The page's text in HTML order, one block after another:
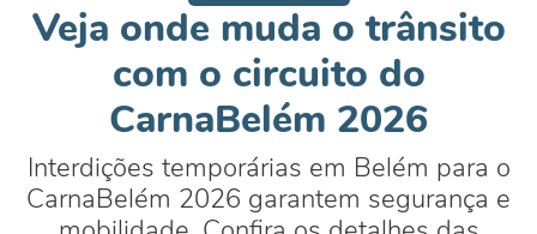
Veja onde muda o trânsito
com o circuito do
CarnaBelém 2026
Interdições temporárias em Belém para o
CarnaBelém 2026 garantem segurança e